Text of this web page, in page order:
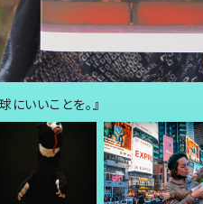
いいことを。』